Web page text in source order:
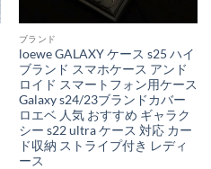
ブランド
loewe GALAXY ケース s25 ハイ
ブランド スマホケース アンド
ロイド スマートフォン用ケース
Galaxy s24/23ブランドカバー
ロエベ 人気 おすすめ ギャラク
シー s22 ultra ケース 対応 カー
ド収納 ストライプ付き レディ
ース